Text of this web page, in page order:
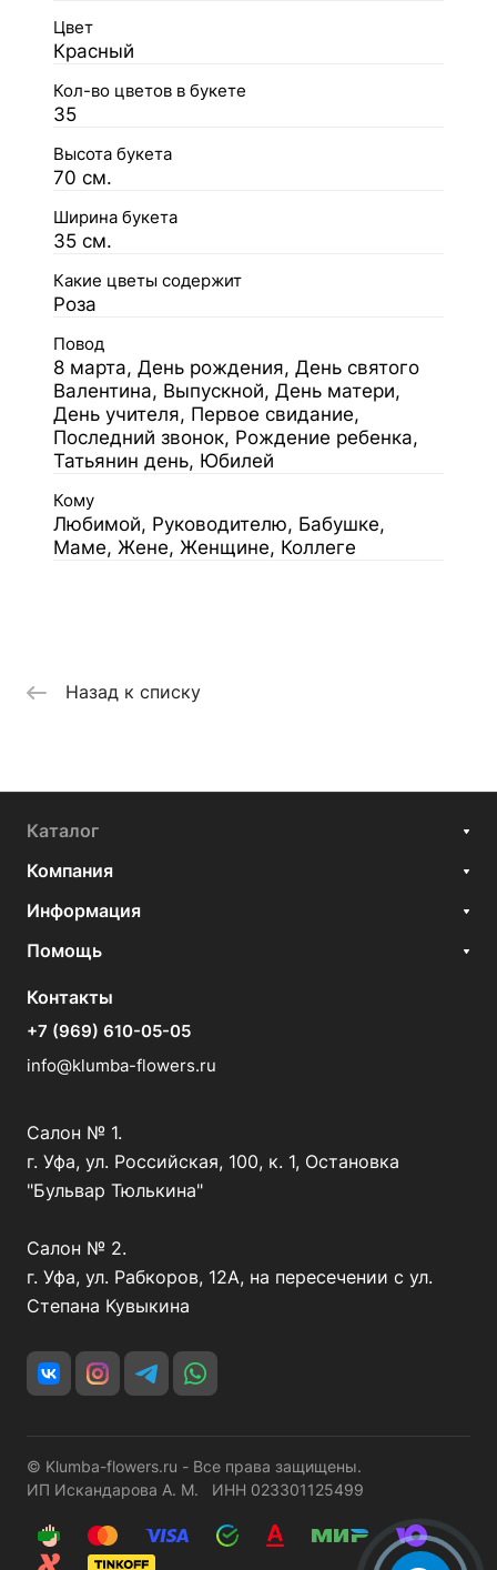
Цвет
Красный
Кол-во цветов в букете
35
Высота букета
70 см.
Ширина букета
35 см.
Какие цветы содержит
Роза
Повод
8 марта, День рождения, День святого
Валентина, Выпускной, День матери,
День учителя, Первое свидание,
Последний звонок, Рождение ребенка,
Татьянин день, Юбилей
Кому
Любимой, Руководителю, Бабушке,
Маме, Жене, Женщине, Коллеге
Назад к списку
Каталог
Компания
Информация
Помощь
Контакты
+7 (969) 610-05-05
info@klumba-flowers.ru
Салон № 1.
г. Уфа, ул. Российская, 100, к. 1, Остановка
"Бульвар Тюлькина"
Салон № 2.
г. Уфа, ул. Рабкоров, 12А, на пересечении с ул.
Степана Кувыкина
© Klumba-flowers.ru - Все права защищены.
ИП Искандарова А. М. ИНН 023301125499